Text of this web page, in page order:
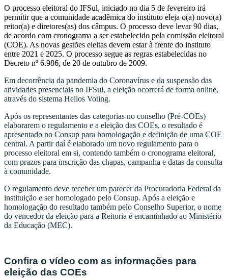
O processo eleitoral do IFSul, iniciado no dia 5 de fevereiro irá
permitir que a comunidade acadêmica do instituto eleja o(a) novo(a)
reitor(a) e diretores(as) dos câmpus. O processo deve levar 90 dias,
de acordo com cronograma a ser estabelecido pela comissão eleitoral
(COE). As novas gestões eleitas devem estar à frente do instituto
entre 2021 e 2025. O processo segue as regras estabelecidas no
Decreto nº 6.986, de 20 de outubro de 2009.
Em decorrência da pandemia do Coronavírus e da suspensão das
atividades presenciais no IFSul, a eleição ocorrerá de forma online,
através do sistema Helios Voting.
Após os representantes das categorias no conselho (Pré-COEs)
elaborarem o regulamento e a eleição das COEs, o resultado é
apresentado no Consup para homologação e definição de uma COE
central. A partir daí é elaborado um novo regulamento para o
processo eleitoral em si, contendo também o cronograma eleitoral,
com prazos para inscrição das chapas, campanha e datas da consulta
à comunidade.
O regulamento deve receber um parecer da Procuradoria Federal da
instituição e ser homologado pelo Consup. Após a eleição e
homologação do resultado também pelo Conselho Superior, o nome
do vencedor da eleição para a Reitoria é encaminhado ao Ministério
da Educação (MEC).
Confira o vídeo com as informações para
eleição das COEs